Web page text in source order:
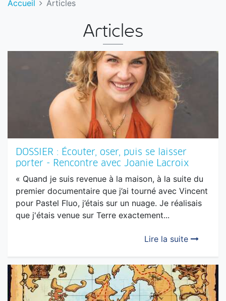
DOSSIER : Écouter, oser, puis se laisser
porter - Rencontre avec Joanie Lacroix
« Quand je suis revenue à la maison, à la suite du
premier documentaire que j’ai tourné avec Vincent
pour Pastel Fluo, j’étais sur un nuage. Je réalisais
que j'étais venue sur Terre exactement...
Lire la suite